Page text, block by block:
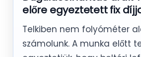
előre egyeztetett fix
Telkiben nem folyóméter
számolunk. A munka előtt